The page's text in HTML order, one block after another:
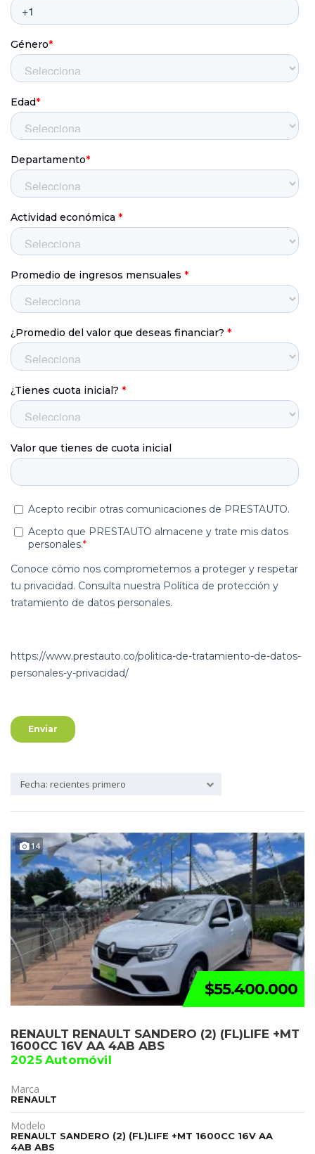
Fecha: recientes primero
14
$55.400.000
RENAULT RENAULT SANDERO (2) (FL)LIFE +MT
1600CC 16V AA 4AB ABS
2025 Automóvil
Marca
RENAULT
Modelo
RENAULT SANDERO (2) (FL)LIFE +MT 1600CC 16V AA
4AB ABS